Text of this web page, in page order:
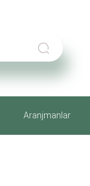
Aranjmanlar